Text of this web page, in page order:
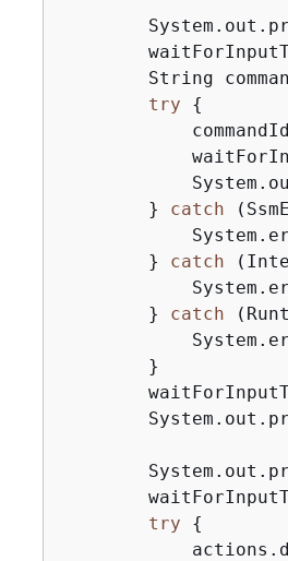
String
try
{
        }
catch
        }
catch
        }
catch
        }
try
{